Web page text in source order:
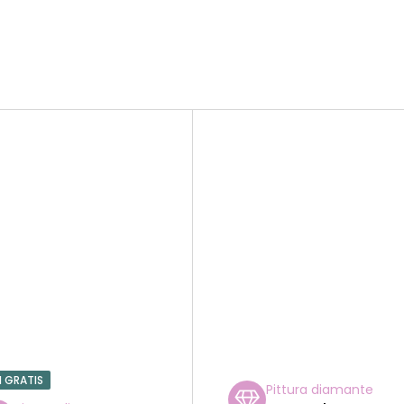
GRATIS
Pittura diamante